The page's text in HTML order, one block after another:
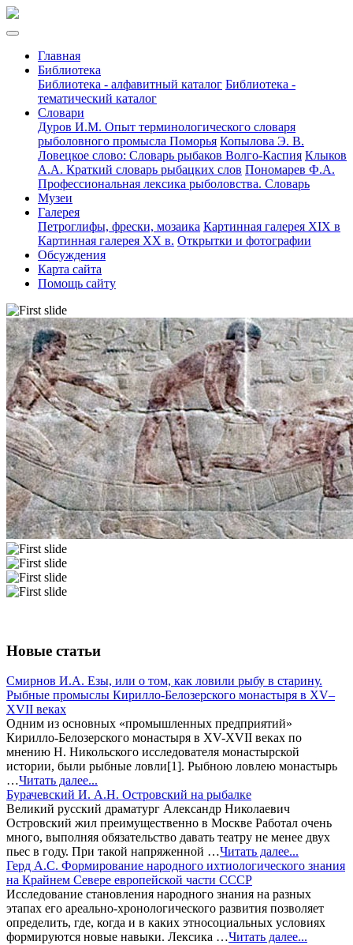
Главная
Библиотека
Библиотека - алфавитный каталог Библиотека -
тематический каталог
Словари
Дуров И.М. Опыт терминологического словаря
рыболовного промысла Поморья Копылова Э. В.
Ловецкое слово: Словарь рыбаков Волго-Каспия Клыков
А.А. Краткий словарь рыбацких слов Пономарев Ф.А.
Профессиональная лексика рыболовства. Словарь
Музеи
Галерея
Петроглифы, фрески, мозаика Картинная галерея XIX в
Картинная галерея XX в. Открытки и фотографии
Обсуждения
Карта сайта
Помощь сайту
Новые статьи
Смирнов И.А. Езы, или о том, как ловили рыбу в старину.
Рыбные промыслы Кирилло-Белозерского монастыря в XV–
XVII веках
Одним из основных «промышленных предприятий»
Кирилло-Белозерского монастыря в ХV-ХVII веках по
мнению Н. Никольского исследователя монастырской
истории, были рыбные ловли[1]. Рыбною ловлею монастырь
…Читать далее...
Бурачевский И. А.Н. Островский на рыбалке
Великий русский драматург Александр Николае­вич
Островский жил преимущественно в Москве Работал очень
много, выполняя обязательство давать театру не менее двух
пьес в году. При такой напряженной …Читать далее...
Герд А.С. Формирование народного ихтиологического знания
на Крайнем Севере европейской части СССР
Исследование становления народного знания на разных
этапах его ареально-хронологического развития позволяет
определить, где, когда и в каких этносоциальных условиях
формируются новые навыки. Лексика …Читать далее...